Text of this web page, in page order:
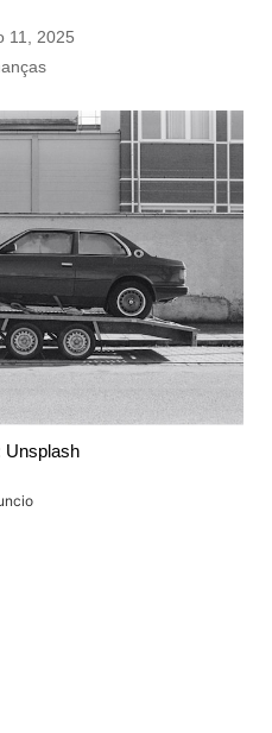
11, 2025
Unsplash